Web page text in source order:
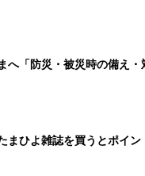
へ「防災・被災時の備え・
まひよ雑誌を買うとポイン